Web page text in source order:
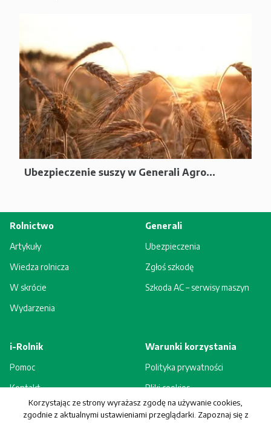
Ubezpieczenie suszy w Generali Agro...
Rolnictwo
Artykuły
Wiedza rolnicza
W skrócie
Wydarzenia
Generali
Ubezpieczenia
Zgłoś szkodę
Szkoda AC – serwisy maszyn
i-Rolnik
Pomoc
Kontakt
Rejestracja - korzyści
Warunki korzystania
Polityka prywatności
Pliki cookies
Regulamin
Korzystając ze strony wyrażasz zgodę na używanie cookies,
zgodnie z aktualnymi ustawieniami przeglądarki. Zapoznaj się z